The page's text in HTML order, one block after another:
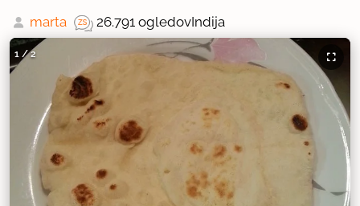
marta 26.791 ogledovIndija
1 /2